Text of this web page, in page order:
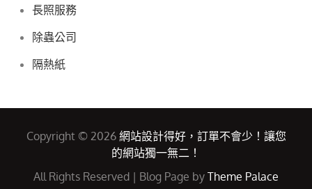
長照服務
除蟲公司
隔熱紙
Copyright © 2026 網站設計得好，訂單不會少！讓您
的網站獨一無二！
All Rights Reserved | Blog Page by Theme Palace